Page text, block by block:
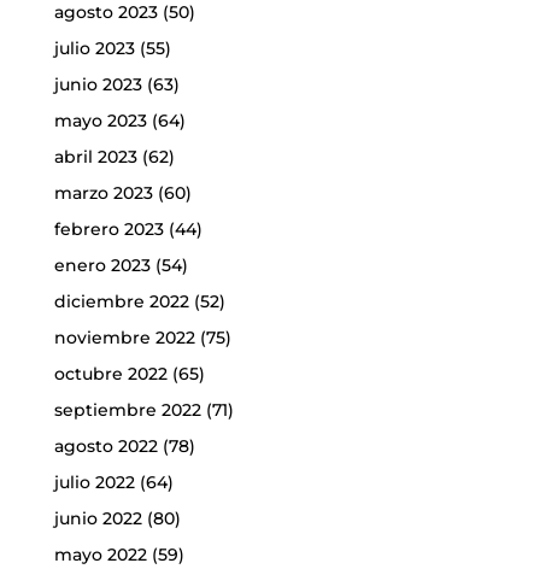
agosto 2023(50)
julio 2023(55)
junio 2023(63)
mayo 2023(64)
abril 2023(62)
marzo 2023(60)
febrero 2023(44)
enero 2023(54)
diciembre 2022(52)
noviembre 2022(75)
octubre 2022(65)
septiembre 2022(71)
agosto 2022(78)
julio 2022(64)
junio 2022(80)
mayo 2022(59)